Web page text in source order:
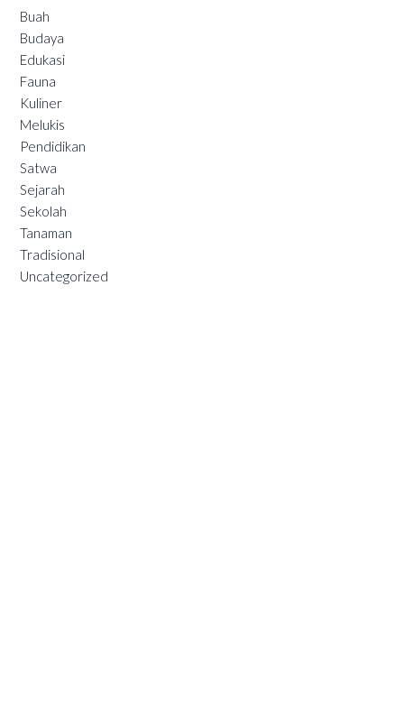
Buah
Budaya
Edukasi
Fauna
Kuliner
Melukis
Pendidikan
Satwa
Sejarah
Sekolah
Tanaman
Tradisional
Uncategorized